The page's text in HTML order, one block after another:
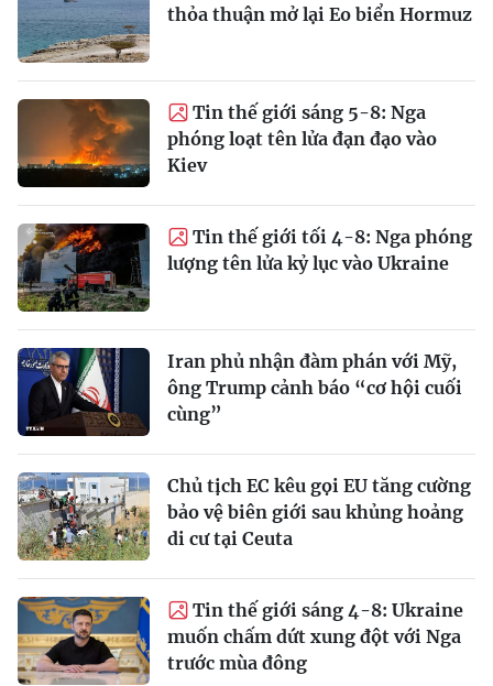
thỏa thuận mở lại Eo biển Hormuz
Tin thế giới sáng 5-8: Nga
phóng loạt tên lửa đạn đạo vào
Kiev
Tin thế giới tối 4-8: Nga phóng
lượng tên lửa kỷ lục vào Ukraine
Iran phủ nhận đàm phán với Mỹ,
ông Trump cảnh báo “cơ hội cuối
cùng”
Chủ tịch EC kêu gọi EU tăng cường
bảo vệ biên giới sau khủng hoảng
di cư tại Ceuta
Tin thế giới sáng 4-8: Ukraine
muốn chấm dứt xung đột với Nga
trước mùa đông